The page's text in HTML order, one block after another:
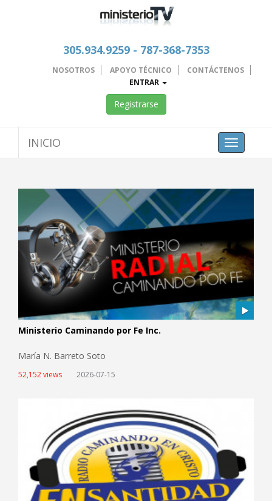
305.934.9259 - 787-368-7353
NOSOTROS APOYO TÉCNICO
CONTÁCTENOS
ENTRAR
Registrarse
Toggle
navigation
INICIO
Ministerio Caminando por Fe Inc.
María N. Barreto Soto
52,152 views 2026-07-15